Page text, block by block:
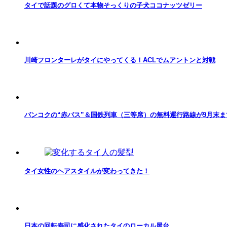
タイで話題のグロくて本物そっくりの子犬ココナッツゼリー
川崎フロンターレがタイにやってくる！ACLでムアントンと対戦
バンコクの“赤バス”＆国鉄列車（三等席）の無料運行路線が9月末
タイ女性のヘアスタイルが変わってきた！